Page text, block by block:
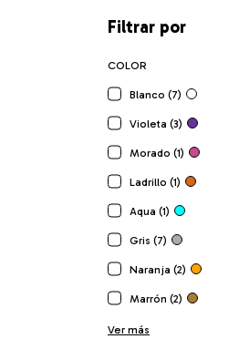
Filtrar por
COLOR
Blanco (7)
Violeta (3)
Morado (1)
Ladrillo (1)
Aqua (1)
Gris (7)
Naranja (2)
Marrón (2)
Ver más